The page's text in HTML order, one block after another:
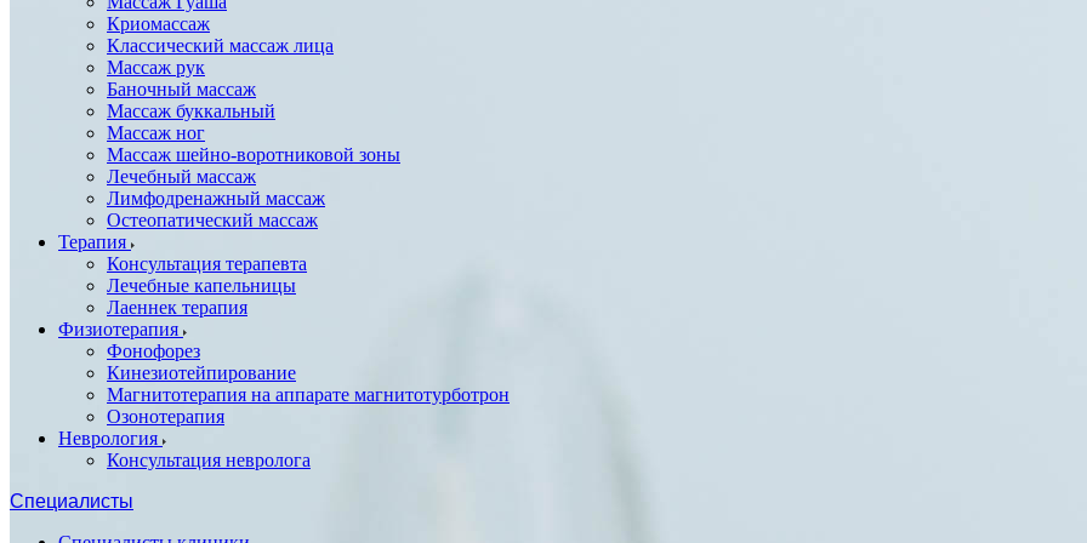
Криомассаж
Классический массаж лица
Массаж рук
Баночный массаж
Массаж буккальный
Массаж ног
Массаж шейно-воротниковой зоны
Лечебный массаж
Лимфодренажный массаж
Остеопатический массаж
Терапия
Консультация терапевта
Лечебные капельницы
Лаеннек терапия
Физиотерапия
Фонофорез
Кинезиотейпирование
Магнитотерапия на аппарате магнитотурботрон
Озонотерапия
Неврология
Консультация невролога
Специалисты